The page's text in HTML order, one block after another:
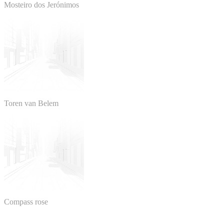
Mosteiro dos Jerónimos
Toren van Belem
Compass rose